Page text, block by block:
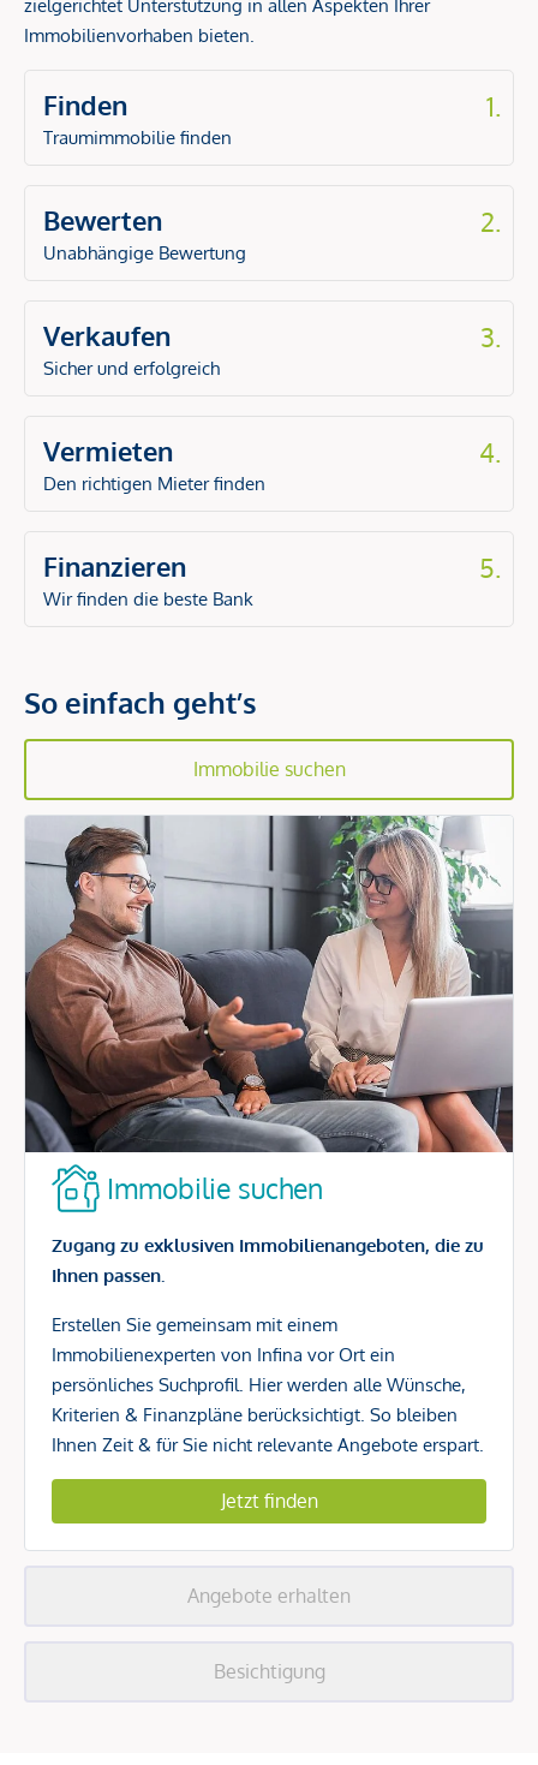
zielgerichtet Unterstützung in allen Aspekten Ihrer
Immobilienvorhaben bieten.
Finden
Traumimmobilie finden
1.
Bewerten
Unabhängige Bewertung
2.
Verkaufen
Sicher und erfolgreich
3.
Vermieten
Den richtigen Mieter finden
4.
Finanzieren
Wir finden die beste Bank
5.
So einfach geht’s
Immobilie suchen
Immobilie suchen
Zugang zu exklusiven Immobilienangeboten, die zu
Ihnen passen.
Erstellen Sie gemeinsam mit einem
Immobilienexperten von Infina vor Ort ein
persönliches Suchprofil. Hier werden alle Wünsche,
Kriterien & Finanzpläne berücksichtigt. So bleiben
Ihnen Zeit & für Sie nicht relevante Angebote erspart.
Jetzt finden
Angebote erhalten
Besichtigung